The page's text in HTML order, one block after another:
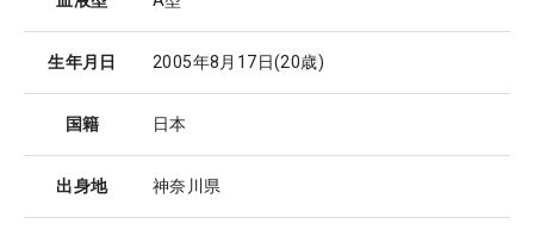
生年月日 2005年8月17日(20歳)
国籍 日本
出身地 神奈川県